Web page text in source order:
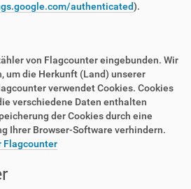
authenticated).
von Flagcounter eingebunden. Wir
um die Herkunft (Land) unserer
verwendet Cookies. Cookies
verschiedene Daten enthalten
der Cookies durch eine
Ihrer Browser-Software verhindern.
Flagcounter